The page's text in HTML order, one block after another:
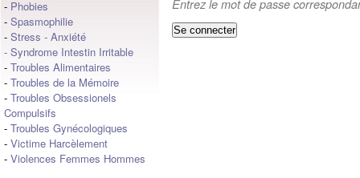
- Phobies
- Spasmophilie
- Stress - Anxiété
- Syndrome Intestin Irritable
- Troubles Alimentaires
- Troubles de la Mémoire
- Troubles Obsessionels
Compulsifs
- Troubles Gynécologiques
- Victime Harcèlement
- Violences Femmes Hommes
Entrez le mot de passe